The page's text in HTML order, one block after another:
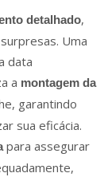
detalhado,
Uma
data
a montagem da
garantindo
sua eficácia.
para assegurar